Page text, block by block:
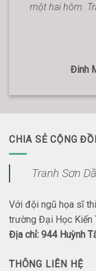
một hai hôm.
Đinh
CHIA SẺ CỘNG
Tranh Sơn
Với đội ngũ họa sĩ
trường Đại Học Kiến
Địa chỉ: 944 Huỳnh
THÔNG LIÊN HỆ